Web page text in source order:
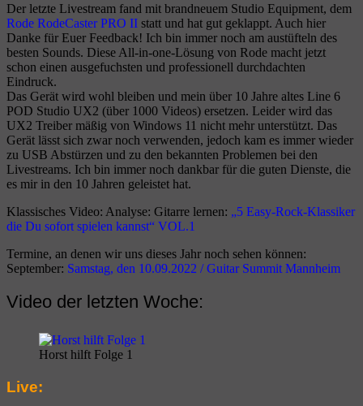
Der letzte Livestream fand mit brandneuem Studio Equipment, dem
Rode RodeCaster PRO II statt und hat gut geklappt. Auch hier
Danke für Euer Feedback! Ich bin immer noch am austüfteln des
besten Sounds. Diese All-in-one-Lösung von Rode macht jetzt
schon einen ausgefuchsten und professionell durchdachten
Eindruck.
Das Gerät wird wohl bleiben und mein über 10 Jahre altes Line 6
POD Studio UX2 (über 1000 Videos) ersetzen. Leider wird das
UX2 Treiber mäßig von Windows 11 nicht mehr unterstützt. Das
Gerät lässt sich zwar noch verwenden, jedoch kam es immer wieder
zu USB Abstürzen und zu den bekannten Problemen bei den
Livestreams. Ich bin immer noch dankbar für die guten Dienste, die
es mir in den 10 Jahren geleistet hat.
Klassisches Video: Analyse: Gitarre lernen: „5 Easy-Rock-Klassiker
die Du sofort spielen kannst“ VOL.1
Termine, an denen wir uns dieses Jahr noch sehen können:
September: Samstag, den 10.09.2022 / Guitar Summit Mannheim
Video der letzten Woche:
Horst hilft Folge 1
Live: